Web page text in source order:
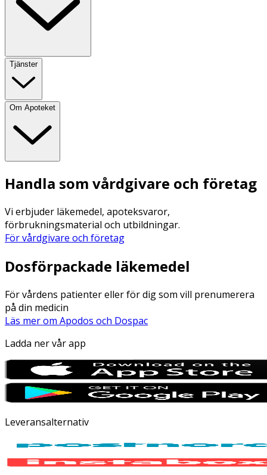
Tjänster
Om Apoteket
Handla som vårdgivare och företag
Vi erbjuder läkemedel, apoteksvaror,
förbrukningsmaterial och utbildningar.
För vårdgivare och företag
Dosförpackade läkemedel
För vårdens patienter eller för dig som vill prenumerera
på din medicin
Läs mer om Apodos och Dospac
Ladda ner vår app
Leveransalternativ